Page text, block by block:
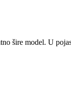
šire model. U